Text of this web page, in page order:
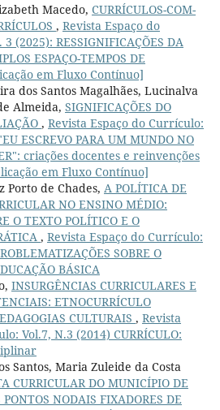
Macedo, CURRÍCULOS-COM-
, Revista Espaço do
(2025): RESSIGNIFICAÇÕES DA
ESPAÇO-TEMPOS DE
em Fluxo Contínuo]
dos Santos Magalhães, Lucinalva
Almeida, SIGNIFICAÇÕES DO
, Revista Espaço do Currículo:
ESCREVO PARA UM MUNDO NO
criações docentes e reinvenções
em Fluxo Contínuo]
Porto de Chades, A POLÍTICA DE
NO ENSINO MÉDIO:
O TEXTO POLÍTICO E O
, Revista Espaço do Currículo:
SOBRE O
BÁSICA
INSURGÊNCIAS CURRICULARES E
ETNOCURRÍCULO
CULTURAIS , Revista
Vol.7, N.3 (2014) CURRÍCULO:
Santos, Maria Zuleide da Costa
CURRICULAR DO MUNICÍPIO DE
PONTOS NODAIS FIXADORES DE